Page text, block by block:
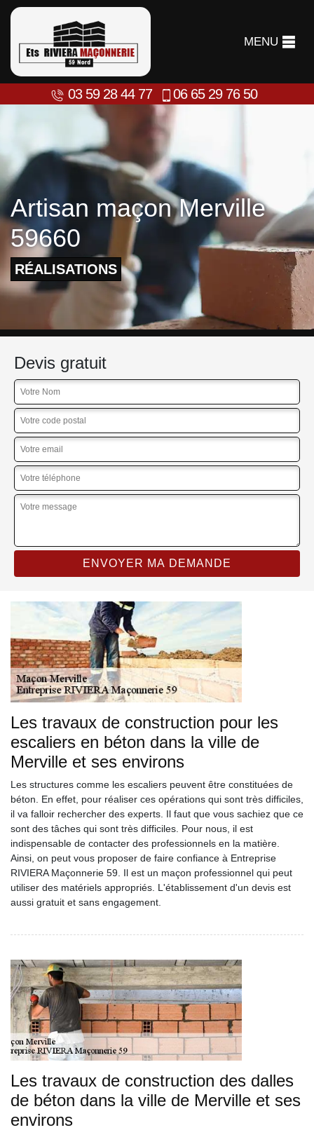
MENU
03 59 28 44 77 06 65 29 76 50
Artisan maçon Merville
59660
RÉALISATIONS
Devis gratuit
Les travaux de construction pour les
escaliers en béton dans la ville de
Merville et ses environs
Les structures comme les escaliers peuvent être constituées de
béton. En effet, pour réaliser ces opérations qui sont très difficiles,
il va falloir rechercher des experts. Il faut que vous sachiez que ce
sont des tâches qui sont très difficiles. Pour nous, il est
indispensable de contacter des professionnels en la matière.
Ainsi, on peut vous proposer de faire confiance à Entreprise
RIVIERA Maçonnerie 59. Il est un maçon professionnel qui peut
utiliser des matériels appropriés. L'établissement d'un devis est
aussi gratuit et sans engagement.
Les travaux de construction des dalles
de béton dans la ville de Merville et ses
environs